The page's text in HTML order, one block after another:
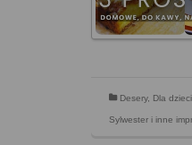
Desery, Dla dzieci
Sylwester i inne